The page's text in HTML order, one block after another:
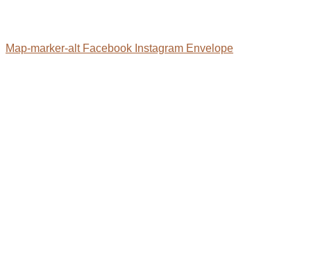
Map-marker-alt Facebook Instagram Envelope